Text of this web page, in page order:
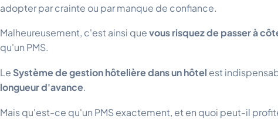
adopter par crainte ou par manque de confiance.
Malheureusement, c'est ainsi quevous risquez de passer à
qu'un PMS.
Le Système de gestion hôtelièredans un hôtel est
longueur d'avance.
Mais qu'est-ce qu'un PMS exactement, et en quoi peut-il